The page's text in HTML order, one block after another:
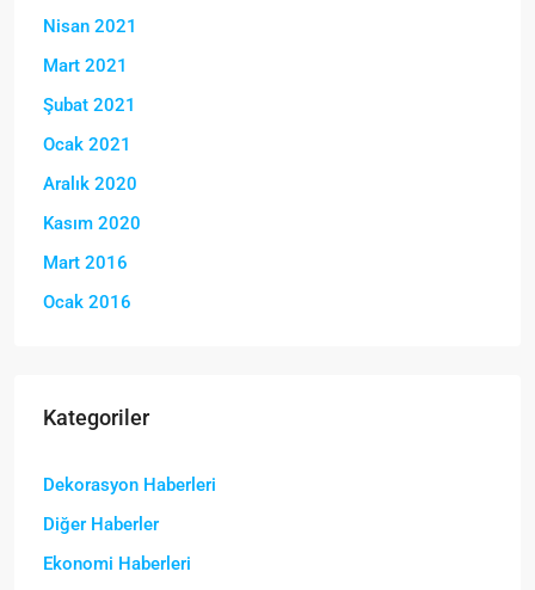
Nisan 2021
Mart 2021
Şubat 2021
Ocak 2021
Aralık 2020
Kasım 2020
Mart 2016
Ocak 2016
Kategoriler
Dekorasyon Haberleri
Diğer Haberler
Ekonomi Haberleri